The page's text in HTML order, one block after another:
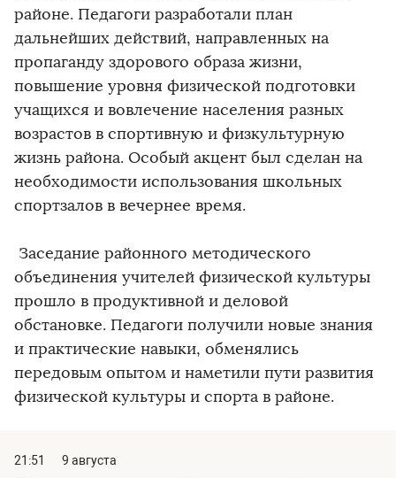
районе. Педагоги разработали план
дальнейших действий, направленных на
пропаганду здорового образа жизни,
повышение уровня физической подготовки
учащихся и вовлечение населения разных
возрастов в спортивную и физкультурную
жизнь района. Особый акцент был сделан на
необходимости использования школьных
спортзалов в вечернее время.
Заседание районного методического
объединения учителей физической культуры
прошло в продуктивной и деловой
обстановке. Педагоги получили новые знания
и практические навыки, обменялись
передовым опытом и наметили пути развития
физической культуры и спорта в районе.
21:51
9 августа